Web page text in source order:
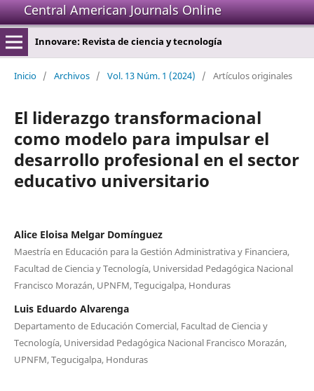
Central American Journals Online
Innovare: Revista de ciencia y tecnología
Inicio / Archivos / Vol. 13 Núm. 1 (2024) / Artículos originales
El liderazgo transformacional
como modelo para impulsar el
desarrollo profesional en el sector
educativo universitario
Alice Eloisa Melgar Domínguez
Maestría en Educación para la Gestión Administrativa y Financiera,
Facultad de Ciencia y Tecnología, Universidad Pedagógica Nacional
Francisco Morazán, UPNFM, Tegucigalpa, Honduras
Luis Eduardo Alvarenga
Departamento de Educación Comercial, Facultad de Ciencia y
Tecnología, Universidad Pedagógica Nacional Francisco Morazán,
UPNFM, Tegucigalpa, Honduras